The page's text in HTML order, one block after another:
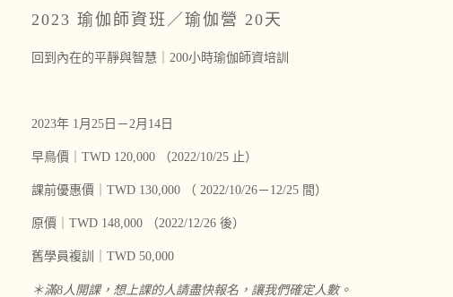
2023 瑜伽師資班 ／瑜伽營 20天
回到內在的平靜與智慧｜200小時瑜伽師資培訓
2023年 1月25日－2月 14日
早鳥價｜TWD 120,000 （2022/10/25 止）
課前優惠價｜TWD 130,000 （ 2022/10/26－12/25 間）
原價｜TWD 148,000 （2022/12/26 後）
舊學員複訓｜TWD 50,000
＊滿8人開課，想上課的人請盡快報名，讓我們確定人數。